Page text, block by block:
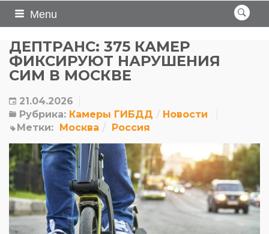
Menu
ДЕПТРАНС: 375 КАМЕР
ФИКСИРУЮТ НАРУШЕНИЯ
СИМ В МОСКВЕ
21.04.2026
Рубрика: Камеры ГИБДД
Новости
Метки: Москва Россия